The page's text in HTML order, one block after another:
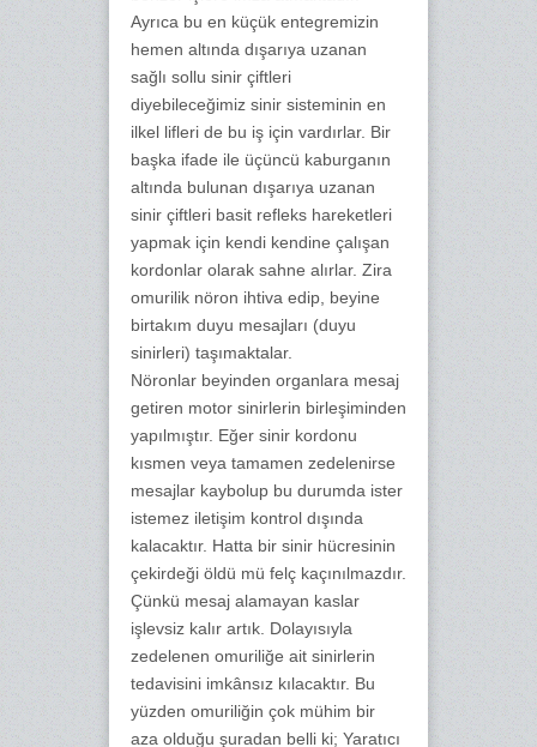
Ayrıca bu en küçük entegremizin
hemen altında dışarıya uzanan
sağlı sollu sinir çiftleri
diyebileceğimiz sinir sisteminin en
ilkel lifleri de bu iş için vardırlar. Bir
başka ifade ile üçüncü kaburganın
altında bulunan dışarıya uzanan
sinir çiftleri basit refleks hareketleri
yapmak için kendi kendine çalışan
kordonlar olarak sahne alırlar. Zira
omurilik nöron ihtiva edip, beyine
birtakım duyu mesajları (duyu
sinirleri) taşımaktalar.
Nöronlar beyinden organlara mesaj
getiren motor sinirlerin birleşiminden
yapılmıştır. Eğer sinir kordonu
kısmen veya tamamen zedelenirse
mesajlar kaybolup bu durumda ister
istemez iletişim kontrol dışında
kalacaktır. Hatta bir sinir hücresinin
çekirdeği öldü mü felç kaçınılmazdır.
Çünkü mesaj alamayan kaslar
işlevsiz kalır artık. Dolayısıyla
zedelenen omuriliğe ait sinirlerin
tedavisini imkânsız kılacaktır. Bu
yüzden omuriliğin çok mühim bir
aza olduğu şuradan belli ki; Yaratıcı